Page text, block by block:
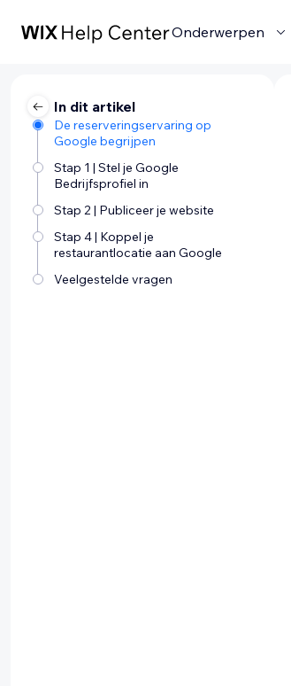
Onderwerpen
In dit artikel
De reserveringservaring op
Google begrijpen
Stap 1 | Stel je Google
Bedrijfsprofiel in
Stap 2 | Publiceer je website
Stap 4 | Koppel je
restaurantlocatie aan Google
Veelgestelde vragen